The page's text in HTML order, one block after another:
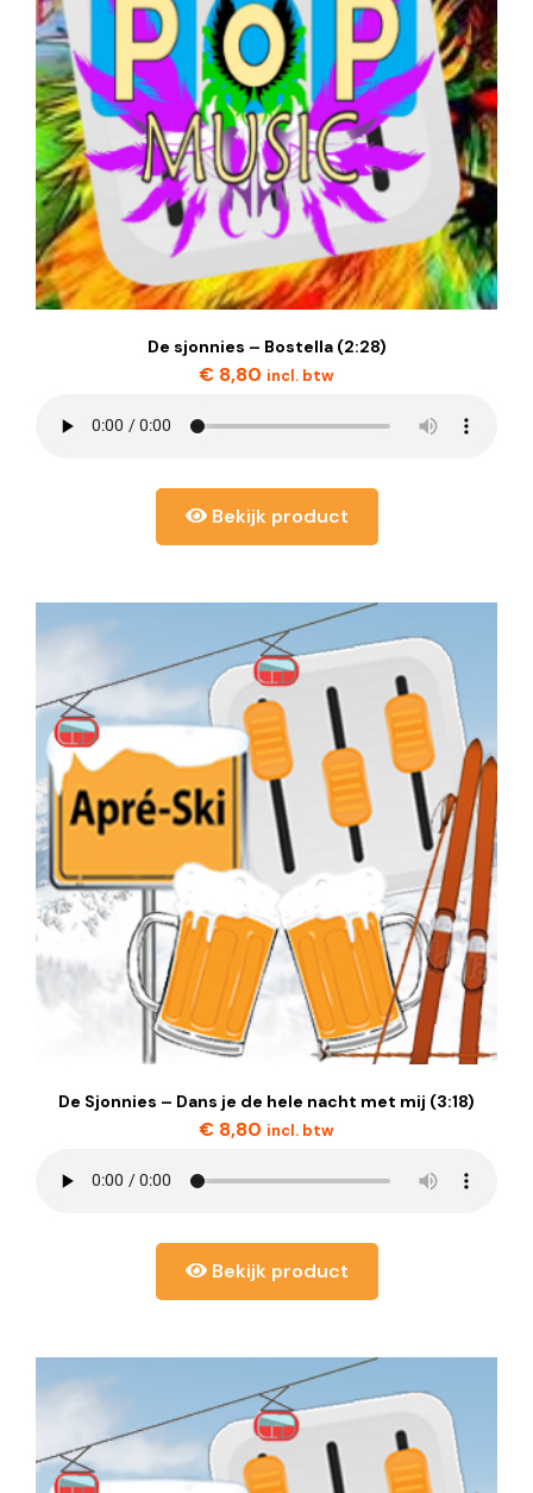
De sjonnies – Bostella (2:28)
€ 8,80 incl. btw
Bekijk product
De Sjonnies – Dans je de hele nacht met mij (3:18)
€ 8,80 incl. btw
Bekijk product